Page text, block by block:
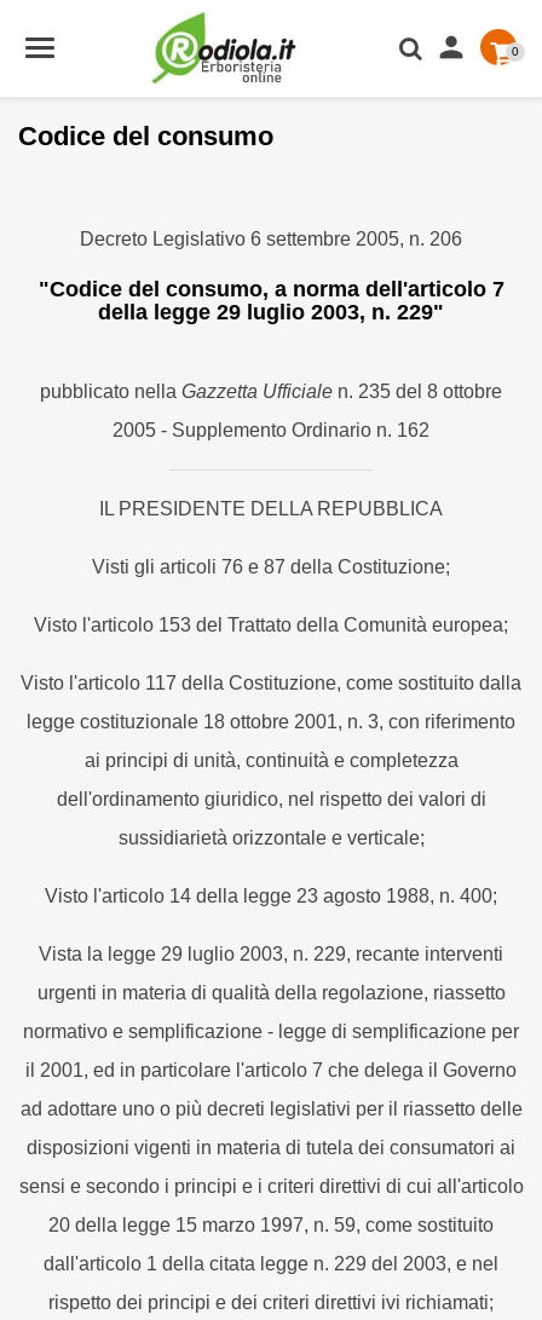
 0
Codice del consumo
Decreto Legislativo 6 settembre 2005, n. 206
"Codice del consumo, a norma dell'articolo 7
della legge 29 luglio 2003, n. 229"
pubblicato nella Gazzetta Ufficiale n. 235 del 8 ottobre
2005 - Supplemento Ordinario n. 162
IL PRESIDENTE DELLA REPUBBLICA
Visti gli articoli 76 e 87 della Costituzione;
Visto l'articolo 153 del Trattato della Comunità europea;
Visto l'articolo 117 della Costituzione, come sostituito dalla
legge costituzionale 18 ottobre 2001, n. 3, con riferimento
ai principi di unità, continuità e completezza
dell'ordinamento giuridico, nel rispetto dei valori di
sussidiarietà orizzontale e verticale;
Visto l'articolo 14 della legge 23 agosto 1988, n. 400;
Vista la legge 29 luglio 2003, n. 229, recante interventi
urgenti in materia di qualità della regolazione, riassetto
normativo e semplificazione - legge di semplificazione per
il 2001, ed in particolare l'articolo 7 che delega il Governo
ad adottare uno o più decreti legislativi per il riassetto delle
disposizioni vigenti in materia di tutela dei consumatori ai
sensi e secondo i principi e i criteri direttivi di cui all'articolo
20 della legge 15 marzo 1997, n. 59, come sostituito
dall'articolo 1 della citata legge n. 229 del 2003, e nel
rispetto dei principi e dei criteri direttivi ivi richiamati;